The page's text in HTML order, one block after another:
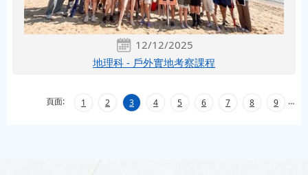
12/12/2025
地理科 - 戶外實地考察課程
頁面: 1 2 3 4 5 6 7 8 9 …